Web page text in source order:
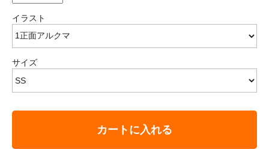
イラスト
サイズ
カートに入れる